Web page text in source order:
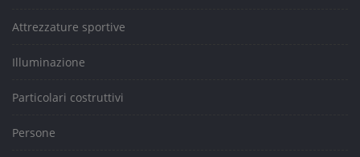
Attrezzature sportive
Illuminazione
Particolari costruttivi
Persone